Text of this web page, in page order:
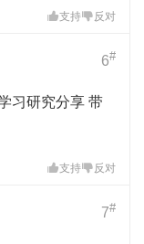
支持 反对
6#
习研究分享 带
支持 反对
7#